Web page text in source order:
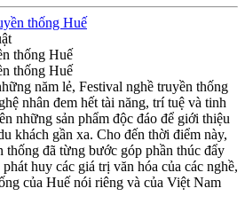
thống Huế
thống Huế
năm lẻ, Festival nghề truyền thống
nhân đem hết tài năng, trí tuệ và tinh
những sản phẩm độc đáo để giới thiệu
khách gần xa. Cho đến thời điểm này,
thống đã từng bước góp phần thúc đẩy
huy các giá trị văn hóa của các nghề,
của Huế nói riêng và của Việt Nam